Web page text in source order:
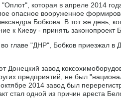
которая в апреле 2014
опасное вооруженное
Бобкова. В тот же день,
к Киеву - принять
главе "ДНР", Бобков приезжал в
Донецкий завод
предприятий, не был
2014 завод был
стал одной из причин ареста